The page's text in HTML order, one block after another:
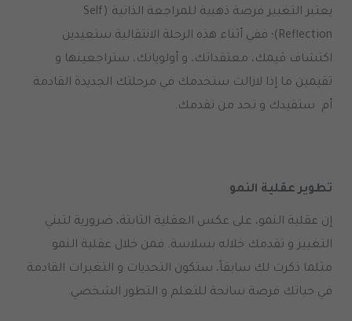
يعتبر التغيير فرصة ذهبية للمراجعة الذاتية (Self
Reflection)؛ ففي أثناء هذه الرحلة الانتقالية ستعيدين
اكتشاف قيمك، معتقداتك، و أولوياتك، ستراجعينها و
تقيمين ما إذا لازالت ستخدمك في مرحلتك الجديدة القادمة
أم ستقيدك و تحد من تقدمك.
تطوير عقلية النمو
إن عقلية النمو، على عكس العقلية الثابتة، ضرورية لتبني
التغيير و تقدمك خلاله بسلاسة. فمن خلال عقلية النمو
مثلما ذكرت لك سابقاً، ستكون التحديات و التغيرات القادمة
في حياتك فرصة سانحة للتعلم و التطور الشخصي.